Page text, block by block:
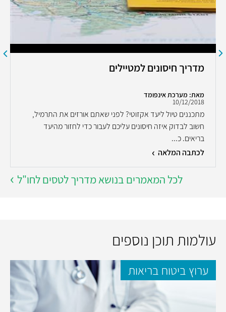
מדריך חיסונים למטיילים
מאת: מערכת אינפומד
10/12/2018
מתכננים טיול ליעד אקזוטי? לפני שאתם אורזים את התרמיל,
חשוב לבדוק איזה חיסונים עליכם לעבור כדי לחזור מהיעד
בריאים. כ...
לכתבה המלאה
לכל המאמרים בנושא מדריך לטסים לחו"ל
עולמות תוכן נוספים
ערוץ ביטוח בריאות